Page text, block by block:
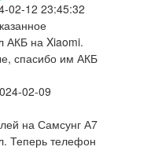
02-12 23:45:32
АКБ на Xiaomi.
спасибо им АКБ
02-09
на Самсунг А7
Теперь телефон